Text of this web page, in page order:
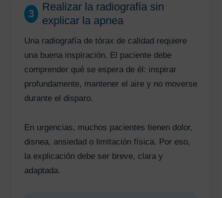
3
Realizar la radiografía sin
explicar la apnea
Una radiografía de tórax de calidad requiere
una buena inspiración. El paciente debe
comprender qué se espera de él: inspirar
profundamente, mantener el aire y no moverse
durante el disparo.
En urgencias, muchos pacientes tienen dolor,
disnea, ansiedad o limitación física. Por eso,
la explicación debe ser breve, clara y
adaptada.